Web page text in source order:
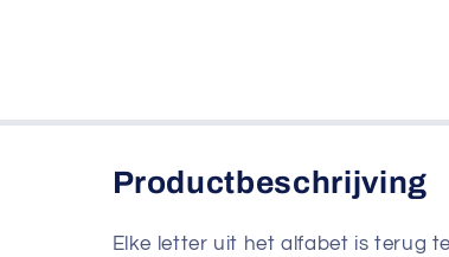
Productbeschrijving
Elke letter uit het alfabet is terug